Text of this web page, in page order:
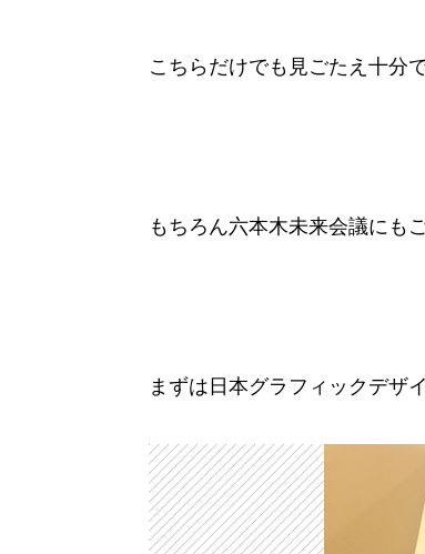
こちらだけでも見ごたえ十分で
もちろん六本木未来会議にも
まずは日本グラフィックデザ